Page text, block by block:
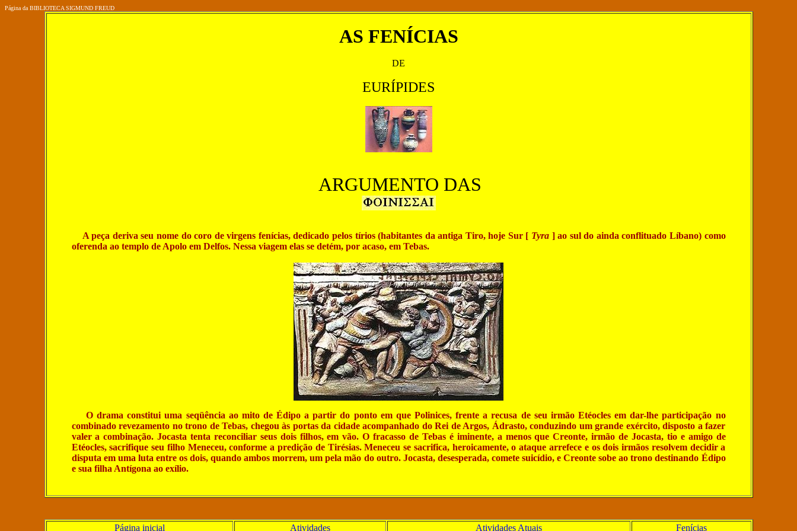
Página da BIBLIOTECA SIGMUND FREUD
AS FENÍCIAS
DE
EURÍPIDES
ARGUMENTO DAS
A peça deriva seu nome do coro de virgens fenícias, dedicado pelos tírios (habitantes da antiga Tiro, hoje Sur [ Tyra ] ao sul do ainda conflituado Líbano) como
oferenda ao templo de Apolo em Delfos. Nessa viagem elas se detém, por acaso, em Tebas.
O drama constitui uma seqüência ao mito de Édipo a partir do ponto em que Polinices, frente a recusa de seu irmão Etéocles em dar-lhe participação no
combinado revezamento no trono de Tebas, chegou às portas da cidade acompanhado do Rei de Argos, Ádrasto, conduzindo um grande exército, disposto a fazer
valer a combinação. Jocasta tenta reconciliar seus dois filhos, em vão. O fracasso de Tebas é iminente, a menos que Creonte, irmão de Jocasta, tio e amigo de
Etéocles, sacrifique seu filho Meneceu, conforme a predição de Tirésias. Meneceu se sacrifica, heroicamente, o ataque arrefece e os dois irmãos resolvem decidir a
disputa em uma luta entre os dois, quando ambos morrem, um pela mão do outro. Jocasta, desesperada, comete suicídio, e Creonte sobe ao trono destinando Édipo
e sua filha Antígona ao exílio.
Página inicial Atividades Atividades Atuais Fenícias